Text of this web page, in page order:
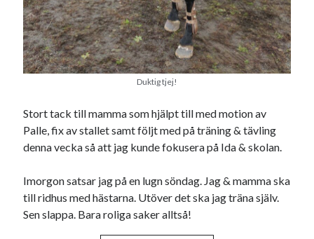
Duktig tjej!
Stort tack till mamma som hjälpt till med motion av
Palle, fix av stallet samt följt med på träning & tävling
denna vecka så att jag kunde fokusera på Ida & skolan.
Imorgon satsar jag på en lugn söndag. Jag & mamma ska
till ridhus med hästarna. Utöver det ska jag träna själv.
Sen slappa. Bara roliga saker alltså!